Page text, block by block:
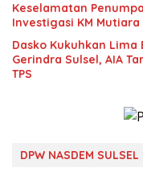
Keselamatan
Investigasi KM
Dasko Kukuhkan
Gerindra Sulsel, AIA
TPS
DPW NASDEM SULSEL